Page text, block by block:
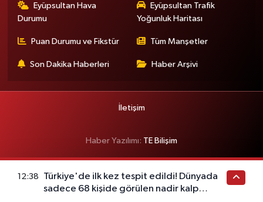
Eyüpsultan Hava
Durumu
Eyüpsultan Trafik
Yoğunluk Haritası
Puan Durumu ve Fikstür Tüm Manşetler
Son Dakika Haberleri Haber Arşivi
İletişim
Haber Yazılımı: TE Bilişim
12:38
Türkiye'de ilk kez tespit edildi! Dünyada
sadece 68 kişide görülen nadir kalp